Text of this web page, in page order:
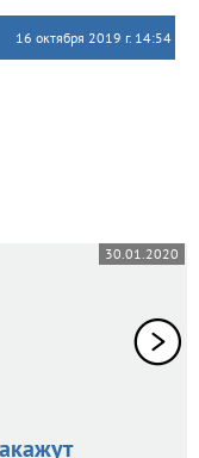
16 октября 2019 г. 14:54
30.01.2020